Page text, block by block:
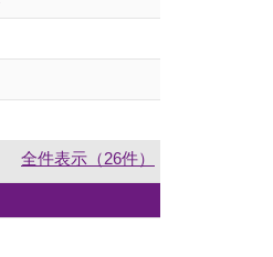
全件表示（26件）